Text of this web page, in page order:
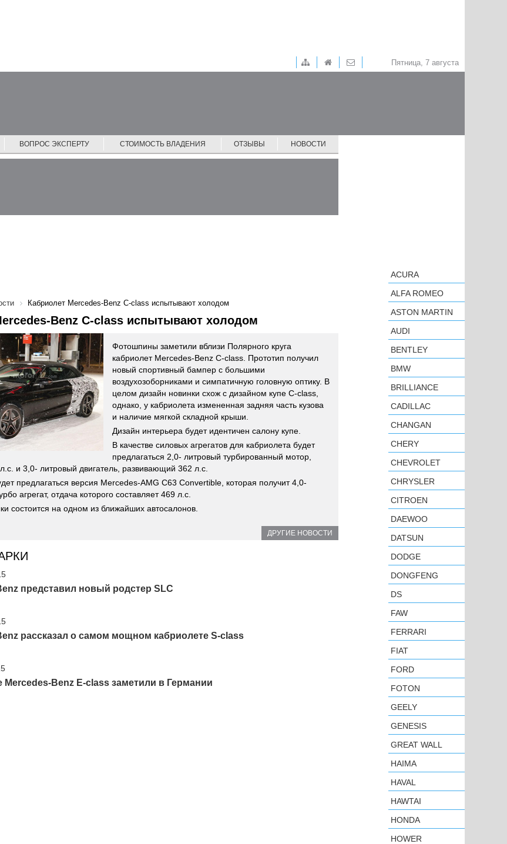
Пятница, 7 августа
ВОПРОС ЭКСПЕРТУ СТОИМОСТЬ ВЛАДЕНИЯ ОТЗЫВЫ НОВОСТИ
Кабриолет Mercedes-Benz C-class испытывают холодом
Benz C-class испытывают холодом
Фотошпины заметили вблизи Полярного круга
кабриолет Mercedes-Benz C-class. Прототип получил
новый спортивный бампер с большими
воздухозоборниками и симпатичную головную оптику. В
целом дизайн новинки схож с дизайном купе C-class,
однако, у кабриолета измененная задняя часть кузова
и наличие мягкой складной крыши.
Дизайн интерьера будет идентичен салону купе.
В качестве силовых агрегатов для кабриолета будет
предлагаться 2,0- литровый турбированный мотор,
и 3,0- литровый двигатель, развивающий 362 л.с.
предлагаться версия Mercedes-AMG C63 Convertible, которая получит 4,0-
агрегат, отдача которого составляет 469 л.с.
состоится на одном из ближайших автосалонов.
ДРУГИЕ НОВОСТИ
представил новый родстер SLC
рассказал о самом мощном кабриолете S-class
Mercedes-Benz E-class заметили в Германии
ACURA
ALFA ROMEO
ASTON MARTIN
AUDI
BENTLEY
BMW
BRILLIANCE
CADILLAC
CHANGAN
CHERY
CHEVROLET
CHRYSLER
CITROEN
DAEWOO
DATSUN
DODGE
DONGFENG
DS
FAW
FERRARI
FIAT
FORD
FOTON
GEELY
GENESIS
GREAT WALL
HAIMA
HAVAL
HAWTAI
HONDA
HOWER